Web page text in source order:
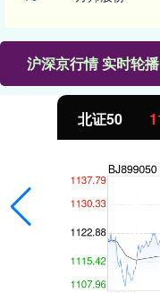
沪深京行情 实时轮播
创业板指